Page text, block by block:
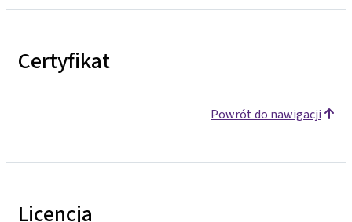
Certyfikat
Powrót do nawigacji
Licencja